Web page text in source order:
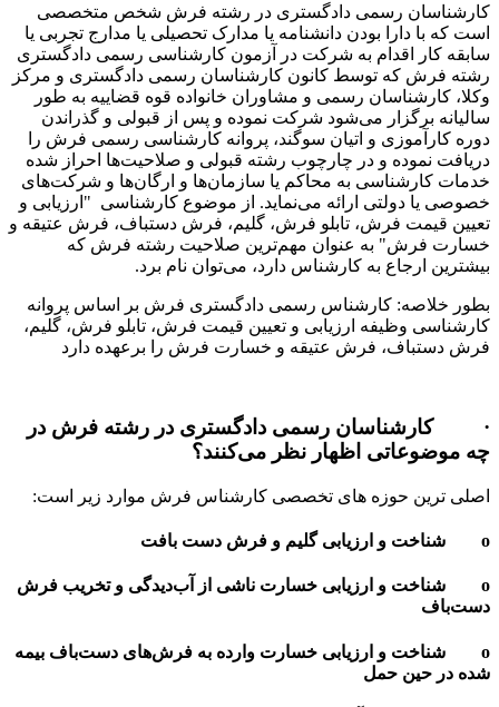
کارشناسان رسمی دادگستری در رشته فرش شخص متخصصی
است که با دارا بودن دانشنامه یا مدارک تحصیلی یا مدارج تجربی یا
سابقه کار اقدام به شرکت در آزمون کارشناسی رسمی دادگستری
رشته فرش که توسط کانون کارشناسان رسمی دادگستری و مرکز
وکلا، کارشناسان رسمی و مشاوران خانواده قوه قضاییه به طور
سالیانه برگزار می‌شود شرکت نموده و پس از قبولی و گذراندن
دوره کارآموزی و اتیان سوگند، پروانه کارشناسی رسمی فرش را
دریافت نموده و در چارچوب رشته قبولی و صلاحیت‌ها احراز شده
خدمات کارشناسی به محاکم یا سازمان‌ها و ارگان‌ها و شرکت‌های
خصوصی یا دولتی ارائه می‌نماید. از موضوع کارشناسی "ارزیابی و
تعیین قیمت فرش، تابلو فرش، گلیم، فرش دستباف، فرش عتیقه و
خسارت فرش" به عنوان مهم‌ترین صلاحیت رشته فرش که
بیشترین ارجاع به کارشناس دارد، می‌توان نام برد.
بطور خلاصه: کارشناس رسمی دادگستری فرش بر اساس پروانه
کارشناسی وظیفه ارزیابی و تعیین قیمت فرش، تابلو فرش، گلیم،
فرش دستباف، فرش عتیقه و خسارت فرش را برعهده دارد
· کارشناسان رسمی دادگستری در رشته فرش در
چه موضوعاتی اظهار نظر می‌کنند؟
اصلی ترین حوزه های تخصصی کارشناس فرش موارد زیر است:
o شناخت و ارزیابی گلیم و فرش دست بافت
o شناخت و ارزیابی خسارت ناشی از آب‌‌دیدگی و تخریب فرش
دست‌‌باف
o شناخت و ارزیابی خسارت وارده به فرش‌‌های دست‌‌باف بیمه
شده در حین حمل